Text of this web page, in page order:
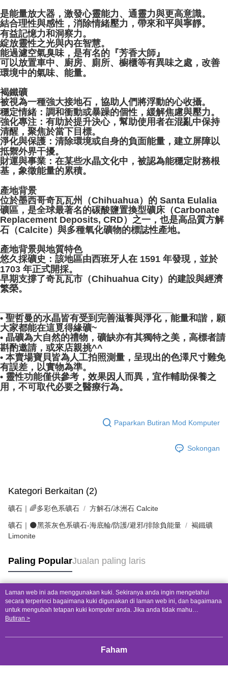
是能量放大器，激發心靈能力、通靈力與更高意識。
結合理性與感性，消除情緒壓力，帶來和平與寧靜。
有益記憶力和洞察力。
綻放靈性之光與內在智慧。
能過濾空氣臭味，是有名的『芳香大師』
可以放置車中、廚房、廁所、櫥櫃等有異味之處，改善
環境中的氣味、能量。
褐鐵礦
被視為一種強大接地石，協助人們將浮動的心收攝。
穩定情緒：調和衝動或暴躁的個性，緩解焦慮與壓力。
強化專注：有助於提升決心，幫助使用者在混亂中保持
清醒，聚焦於當下目標。
淨化與保護：清除環境或自身的負面能量，建立屏障以
抵禦外界干擾。
財運與事業：在某些水晶文化中，被認為能穩定財務根
基，象徵能量的累積。
產地背景
位於墨西哥奇瓦瓦州（Chihuahua）的 Santa Eulalia
礦區，是全球最著名的碳酸鹽置換型礦床（Carbonate
Replacement Deposits, CRD）之一，也是高品質方解
石（Calcite）與多種氧化礦物的標誌性產地。
產地背景與地質特色
悠久採礦史：該地區由西班牙人在 1591 年發現，並於
1703 年正式開採。
早期支撐了奇瓦瓦市（Chihuahua City）的建設與經濟
繁榮。
• 聖哲曼的水晶皆有受到完善滋養與淨化，能量和諧，願
大家都能在這覓得緣礦~
• 晶礦為大自然的禮物，礦缺亦有其獨特之美，高標者請
斟酌邀請，或來店親挑^^
• 本賣場寶貝皆為人工拍照測量，呈現出的色澤尺寸難免
有誤差，以實物為準。
• 靈性功能僅供參考，效果因人而異，宜作輔助保養之
用，不可取代必要之醫療行為。
Paparkan Butiran Mod Komputer
Sokongan
Kategori Berkaitan (2)
礦石｜🌈多彩色系礦石 方解石/冰洲石 Calcite
礦石｜🌑黑茶灰色系礦石-海底輪/防護/避邪/排除負能量
褐鐵礦
Limonite
Paling PopularJualan paling laris
Tag Popular
Laman web ini ada menggunakan kuki. Sekiranya anda ingin mengetahui
secara terperinci bagaimana kuki digunakan di laman web ini, dan bagaimana
untuk mengubah tetapan kuki komputer anda. Jika anda tidak mahu
menggunakan kuki di komputer anda, sila rujuk penerangan mengenai kuki.
mengetahui secara terperinci bagaimana kuki digunakan di laman web ini,
mahu menggunakan kuki di komputer anda, sila rujuk penerangan mengenai
Butiran >
Faham